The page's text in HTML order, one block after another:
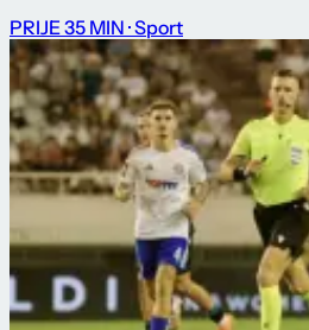
PRIJE 35 MIN · Sport